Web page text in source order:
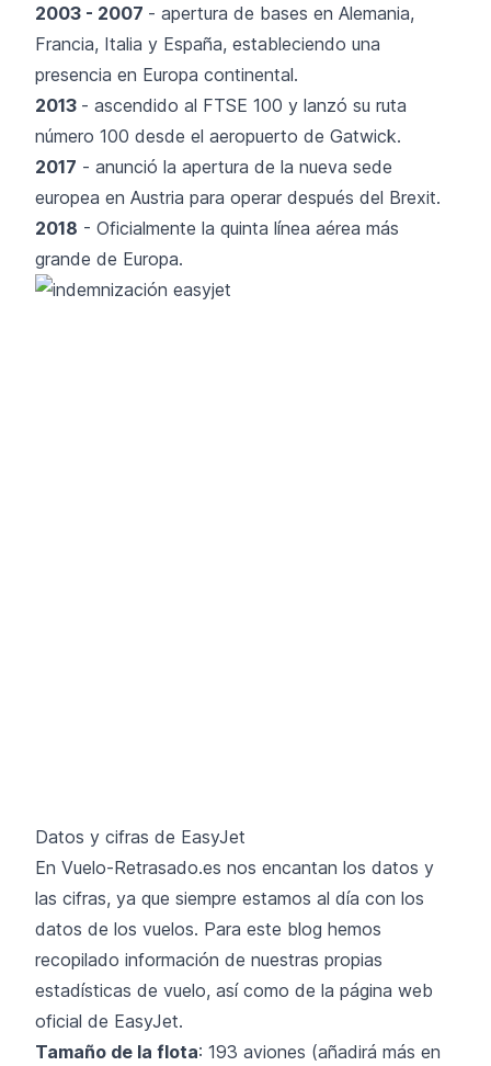
2003 - 2007 - apertura de bases en Alemania,
Francia, Italia y España, estableciendo una
presencia en Europa continental.
2013 - ascendido al FTSE 100 y lanzó su ruta
número 100 desde el aeropuerto de Gatwick.
2017 - anunció la apertura de la nueva sede
europea en Austria para operar después del Brexit.
2018 - Oficialmente la quinta línea aérea más
grande de Europa.
Datos y cifras de EasyJet
En Vuelo-Retrasado.es nos encantan los datos y
las cifras, ya que siempre estamos al día con los
datos de los vuelos. Para este blog hemos
recopilado información de nuestras propias
estadísticas de vuelo, así como de la página web
oficial de EasyJet.
Tamaño de la flota: 193 aviones (añadirá más en